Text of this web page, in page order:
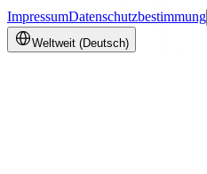
ImpressumDatenschutzbestimmung
Weltweit (Deutsch)